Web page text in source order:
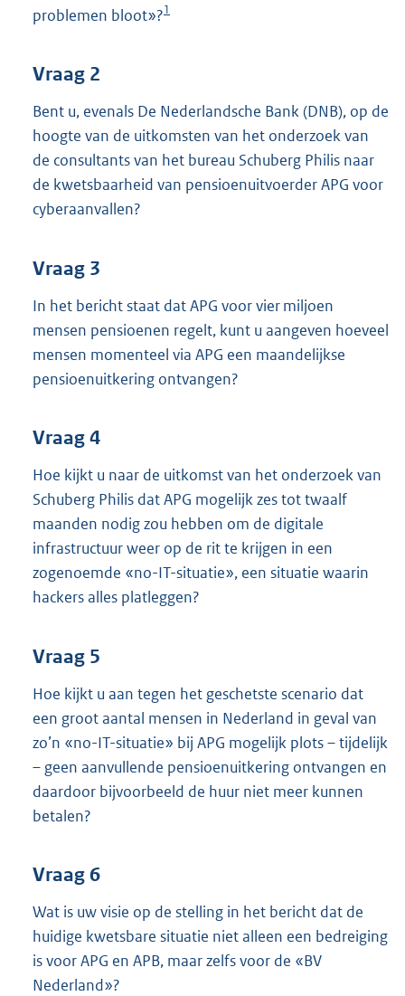
problemen bloot»?1
Vraag 2
Bent u, evenals De Nederlandsche Bank (DNB), op de
hoogte van de uitkomsten van het onderzoek van
de consultants van het bureau Schuberg Philis naar
de kwetsbaarheid van pensioenuitvoerder APG voor
cyberaanvallen?
Vraag 3
In het bericht staat dat APG voor vier miljoen
mensen pensioenen regelt, kunt u aangeven hoeveel
mensen momenteel via APG een maandelijkse
pensioenuitkering ontvangen?
Vraag 4
Hoe kijkt u naar de uitkomst van het onderzoek van
Schuberg Philis dat APG mogelijk zes tot twaalf
maanden nodig zou hebben om de digitale
infrastructuur weer op de rit te krijgen in een
zogenoemde «no-IT-situatie», een situatie waarin
hackers alles platleggen?
Vraag 5
Hoe kijkt u aan tegen het geschetste scenario dat
een groot aantal mensen in Nederland in geval van
zo’n «no-IT-situatie» bij APG mogelijk plots – tijdelijk
– geen aanvullende pensioenuitkering ontvangen en
daardoor bijvoorbeeld de huur niet meer kunnen
betalen?
Vraag 6
Wat is uw visie op de stelling in het bericht dat de
huidige kwetsbare situatie niet alleen een bedreiging
is voor APG en APB, maar zelfs voor de «BV
Nederland»?